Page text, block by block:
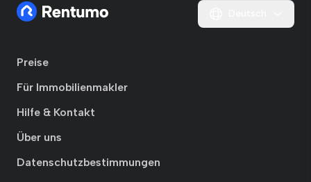
Preise
Für Immobilienmakler
Hilfe & Kontakt
Über uns
Datenschutzbestimmungen